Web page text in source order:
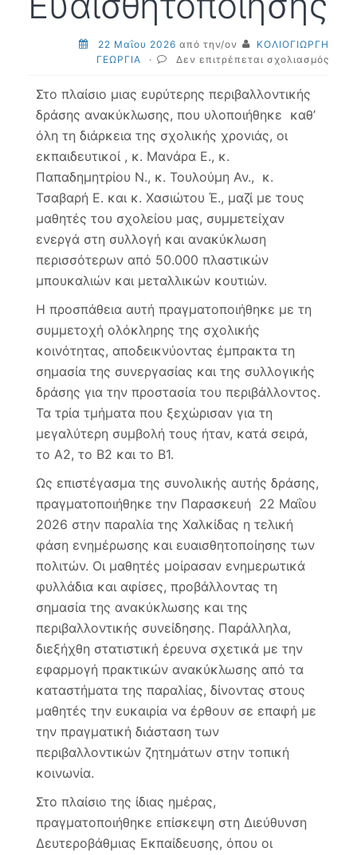
22 Μαΐου 2026 από την/ον
ΚΟΛΙΟΓΙΩΡΓΗ
ΓΕΩΡΓΙΑ
· Δεν επιτρέπεται σχολιασμός
Στο πλαίσιο μιας ευρύτερης περιβαλλοντικής
δράσης ανακύκλωσης, που υλοποιήθηκε καθ’
όλη τη διάρκεια της σχολικής χρονιάς, οι
εκπαιδευτικοί , κ. Μανάρα Ε., κ.
Παπαδημητρίου Ν., κ. Τουλούμη Αν., κ.
Τσαβαρή Ε. και κ. Χασιώτου Έ., μαζί με τους
μαθητές του σχολείου μας, συμμετείχαν
ενεργά στη συλλογή και ανακύκλωση
περισσότερων από 50.000 πλαστικών
μπουκαλιών και μεταλλικών κουτιών.
Η προσπάθεια αυτή πραγματοποιήθηκε με τη
συμμετοχή ολόκληρης της σχολικής
κοινότητας, αποδεικνύοντας έμπρακτα τη
σημασία της συνεργασίας και της συλλογικής
δράσης για την προστασία του περιβάλλοντος.
Τα τρία τμήματα που ξεχώρισαν για τη
μεγαλύτερη συμβολή τους ήταν, κατά σειρά,
το Α2, το Β2 και το Β1.
Ως επιστέγασμα της συνολικής αυτής δράσης,
πραγματοποιήθηκε την Παρασκευή 22 Μαΐου
2026 στην παραλία της Χαλκίδας η τελική
φάση ενημέρωσης και ευαισθητοποίησης των
πολιτών. Οι μαθητές μοίρασαν ενημερωτικά
φυλλάδια και αφίσες, προβάλλοντας τη
σημασία της ανακύκλωσης και της
περιβαλλοντικής συνείδησης. Παράλληλα,
διεξήχθη στατιστική έρευνα σχετικά με την
εφαρμογή πρακτικών ανακύκλωσης από τα
καταστήματα της παραλίας, δίνοντας στους
μαθητές την ευκαιρία να έρθουν σε επαφή με
την πραγματική διάσταση των
περιβαλλοντικών ζητημάτων στην τοπική
κοινωνία.
Στο πλαίσιο της ίδιας ημέρας,
πραγματοποιήθηκε επίσκεψη στη Διεύθυνση
Δευτεροβάθμιας Εκπαίδευσης, όπου οι